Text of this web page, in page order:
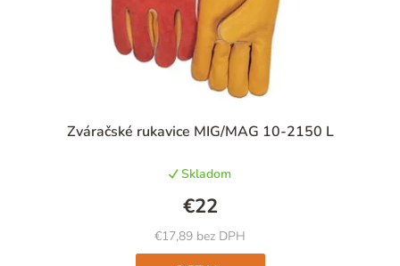
Zváračské rukavice MIG/MAG 10-2150 L
Skladom
€17,89 bez DPH
€22